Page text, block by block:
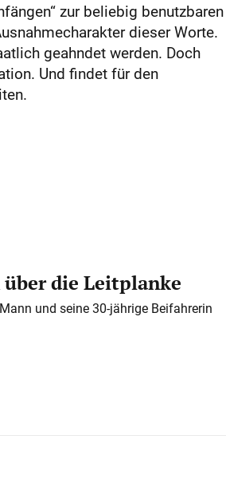
zur beliebig benutzbaren
dieser Worte.
geahndet werden. Doch
Und findet für den
die Leitplanke
und seine 30-jährige Beifahrerin